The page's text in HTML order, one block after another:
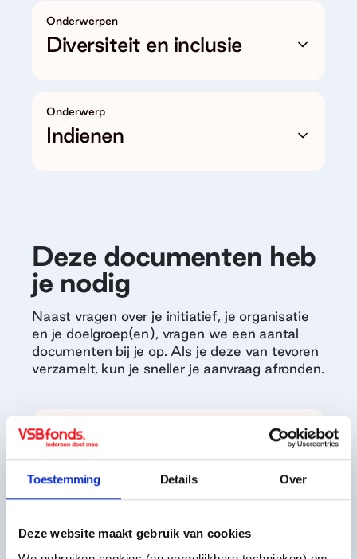
Toestemming Details Over
Deze website maakt gebruik van cookies
Onderwerpen
Diversiteit en inclusie
Onderwerp
Indienen
Deze documenten heb
je nodig
Naast vragen over je initiatief, je organisatie
en je doelgroep(en), vragen we een aantal
documenten bij je op. Als je deze van tevoren
verzamelt, kun je sneller je aanvraag afronden.
Document
Uittreksel van de Kamer
van Koophandel
Document
Recent rekeningafschrift